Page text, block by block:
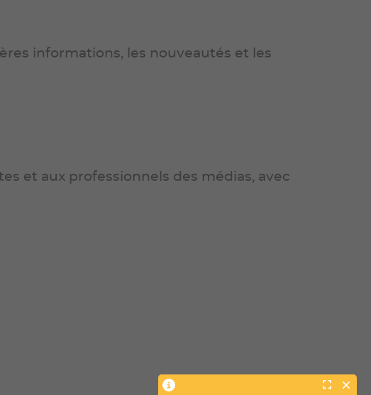
informations, les nouveautés et les
et aux professionnels des médias, avec